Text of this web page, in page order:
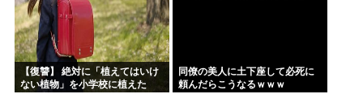
【復讐】 絶対に「植えてはいけ
ない植物」を小学校に植えた
同僚の美人に土下座して必死に
頼んだらこうなるｗｗｗ